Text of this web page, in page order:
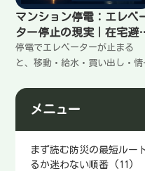
マンション停電：エレベ
ター停止の現実｜在宅避
を回す動き方
停電でエレベーターが止まる
と、移動・給水・買い出し・情
高層階ほど影響が出やすい。家
の中の拠点を同じ階に寄せ、階
法をまとめる。
メニュー
まず読む防災の最短ルー
るか迷わない順番 (11)